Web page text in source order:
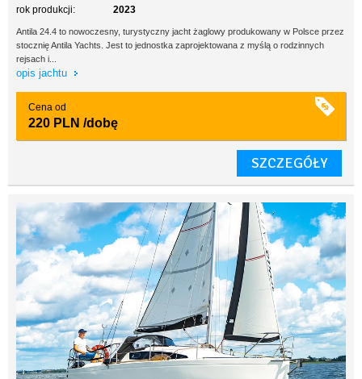
rok produkcji:
2023
Antila 24.4 to nowoczesny, turystyczny jacht żaglowy produkowany w Polsce przez
stocznię Antila Yachts. Jest to jednostka zaprojektowana z myślą o rodzinnych
rejsach i...
opis jachtu
Cena od
220 PLN /dobę
SZCZEGÓŁY